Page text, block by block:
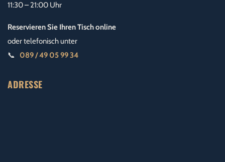
11:30 – 21:00 Uhr
Reservieren Sie Ihren Tisch online
oder telefonisch unter
📞 089 / 49 05 99 34
ADRESSE